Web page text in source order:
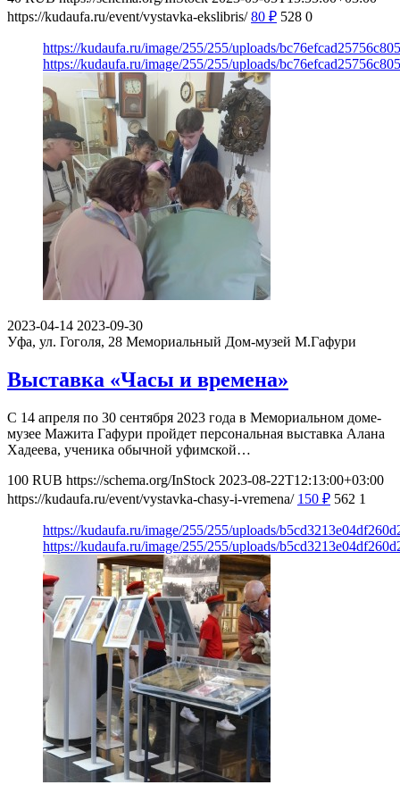
https://kudaufa.ru/event/vystavka-ekslibris/ 80 ₽ 528 0
https://kudaufa.ru/image/255/255/uploads/
https://kudaufa.ru/image/255/255/uploads/
2023-04-14 2023-09-30
Уфа, ул. Гоголя, 28 Мемориальный Дом-музей М.Гафури
Выставка «Часы и времена»
С 14 апреля по 30 сентября 2023 года в Мемориальном доме-
музее Мажита Гафури пройдет персональная выставка Алана
Хадеева, ученика обычной уфимской…
100 RUB https://schema.org/InStock 2023-08-22T12:13:00+03:00
https://kudaufa.ru/event/vystavka-chasy-i-vremena/ 150 ₽ 562 1
https://kudaufa.ru/image/255/255/uploads/
https://kudaufa.ru/image/255/255/uploads/